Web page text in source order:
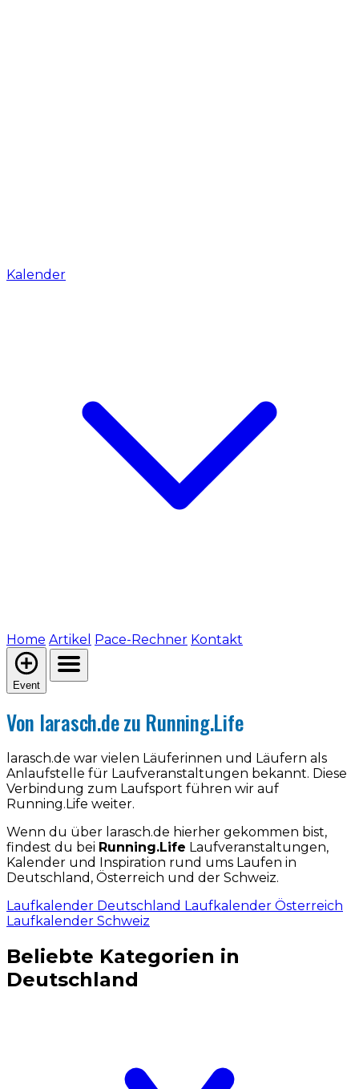
Kalender
Home Artikel Pace-Rechner Kontakt
Event
Von larasch.de zu Running.Life
larasch.de war vielen Läuferinnen und Läufern als
Anlaufstelle für Laufveranstaltungen bekannt. Diese
Verbindung zum Laufsport führen wir auf
Running.Life weiter.
Wenn du über larasch.de hierher gekommen bist,
findest du bei Running.Life Laufveranstaltungen,
Kalender und Inspiration rund ums Laufen in
Deutschland, Österreich und der Schweiz.
Laufkalender Deutschland Laufkalender Österreich
Laufkalender Schweiz
Beliebte Kategorien in
Deutschland